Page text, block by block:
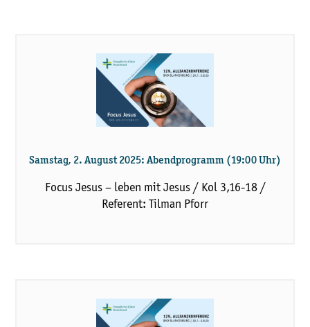
Samstag, 2. August 2025: Abendprogramm (19:00 Uhr)
Focus Jesus – leben mit Jesus / Kol 3,16-18 /
Referent: Tilman Pforr